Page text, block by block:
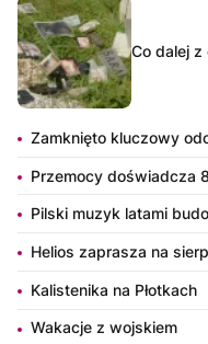
Co dalej
Zamknięto kluczowy
Przemocy doświadcza
Pilski muzyk latami
Helios zaprasza na
Kalistenika na Płotkach
Wakacje z wojskiem